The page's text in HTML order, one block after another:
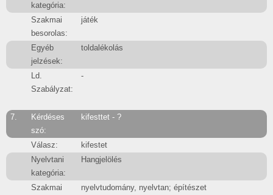
kategória:
Szakmai
besorolas:
játék
Egyéb
jelzések:
toldalékolás
Ld.
Szabályzat:
-
7.
Kérdéses
szó:
kifesttet - ?
Válasz:
kifestet
Nyelvtani
kategória:
Hangjelölés
Szakmai
nyelvtudomány, nyelvtan; építészet